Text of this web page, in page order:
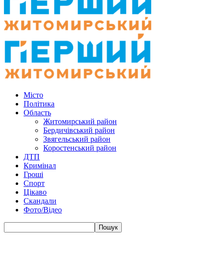
Місто
Політика
Область
Житомирський район
Бердичівський район
Звягельський район
Коростенський район
ДТП
Кримінал
Гроші
Спорт
Цікаво
Скандали
Фото/Відео